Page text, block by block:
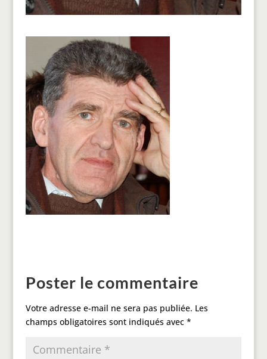
Poster le commentaire
Votre adresse e-mail ne sera pas publiée. Les
champs obligatoires sont indiqués avec *